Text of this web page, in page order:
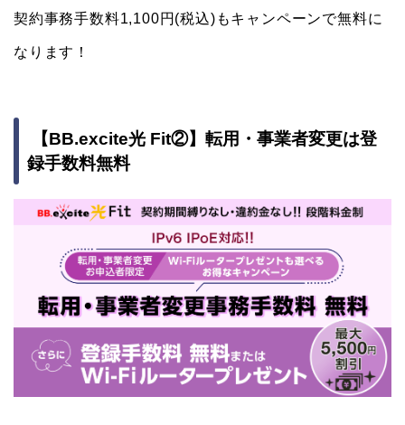
契約事務手数料1,100円(税込)もキャンペーンで無料に
なります！
【BB.excite光 Fit②】転用・事業者変更は登
録手数料無料